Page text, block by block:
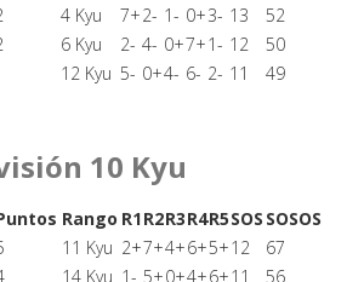
4 Kyu 7+2- 1- 0+3- 13
52
6 Kyu 2- 4- 0+7+1- 12
50
12 Kyu 5- 0+4- 6- 2- 11 49
10 Kyu
Rango R1R2R3R4R5SOS SOSOS
11 Kyu 2+7+4+6+5+12
67
14 Kyu 1- 5+0+4+6+11 56